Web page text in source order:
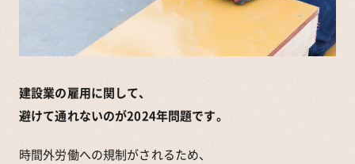
建設業の雇用に関して、
避けて通れないのが2024年問題です。
時間外労働への規制がされるため、